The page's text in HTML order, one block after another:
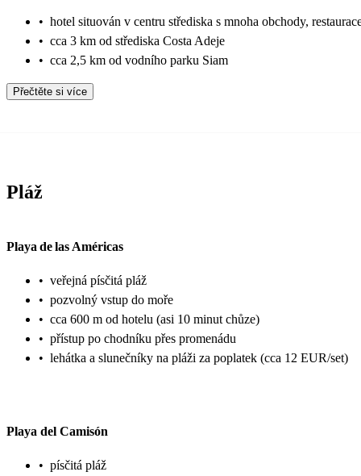
• hotel situován v centru střediska s mnoha obchody,
• cca 3 km od střediska Costa Adeje
• cca 2,5 km od vodního parku Siam
Přečtěte si více
Pláž
Playa de las Américas
• veřejná písčitá pláž
• pozvolný vstup do moře
• cca 600 m od hotelu (asi 10 minut chůze)
• přístup po chodníku přes promenádu
• lehátka a slunečníky na pláži za poplatek (cca 12 EUR/set)
Playa del Camisón
• písčitá pláž